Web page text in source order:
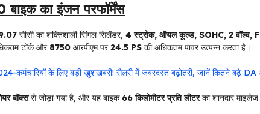
का इंजन परफॉर्मेंस
सीसी का शक्तिशाली सिंगल सिलेंडर, 4 स्ट्रोक, ऑयल कूल्ड, SOHC, 2 वॉल्व,
टॉर्क और8750 आरपीएम पर24.5 PS की अधिकतम पावर उत्पन्न करता है।
कर्मचारियों के लिए बड़ी खुशखबरी! सैलरी में जबरदस्त बढ़ोतरी, जानें कितने बढ़े
बॉक्ससे जोड़ा गया है, और यह बाइक66 किलोमीटर प्रति लीटरका शानदार